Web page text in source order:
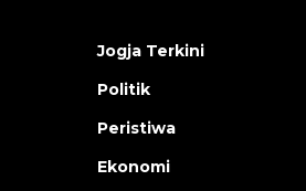
Jogja Terkini
Politik
Peristiwa
Ekonomi